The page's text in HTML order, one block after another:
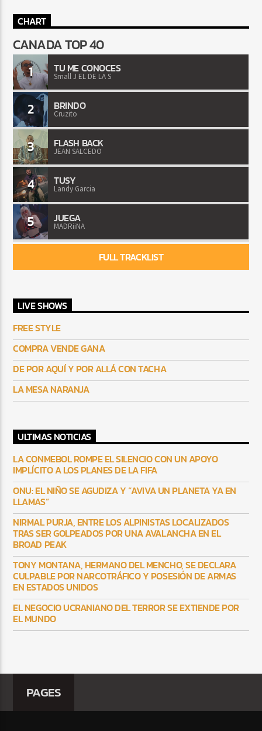
CHART
CANADA TOP 40
1 TU ME CONOCES
Small J EL DE LA S
2 BRINDO
Cruzito
3 FLASH BACK
JEAN SALCEDO
4 TUSY
Landy Garcia
5 JUEGA
MADRiiNA
FULL TRACKLIST
LIVE SHOWS
FREE STYLE
COMPRA VENDE GANA
DE POR AQUÍ Y POR ALLÁ CON TACHA
LA MESA NARANJA
ULTIMAS NOTICIAS
LA CONMEBOL ROMPE EL SILENCIO CON UN APOYO
IMPLÍCITO A LOS PLANES DE LA FIFA
ONU: EL NIÑO SE AGUDIZA Y “AVIVA UN PLANETA YA EN
LLAMAS”
NIRMAL PURJA, ENTRE LOS ALPINISTAS LOCALIZADOS
TRAS SER GOLPEADOS POR UNA AVALANCHA EN EL
BROAD PEAK
TONY MONTANA, HERMANO DEL MENCHO, SE DECLARA
CULPABLE POR NARCOTRÁFICO Y POSESIÓN DE ARMAS
EN ESTADOS UNIDOS
EL NEGOCIO UCRANIANO DEL TERROR SE EXTIENDE POR
EL MUNDO
PAGES